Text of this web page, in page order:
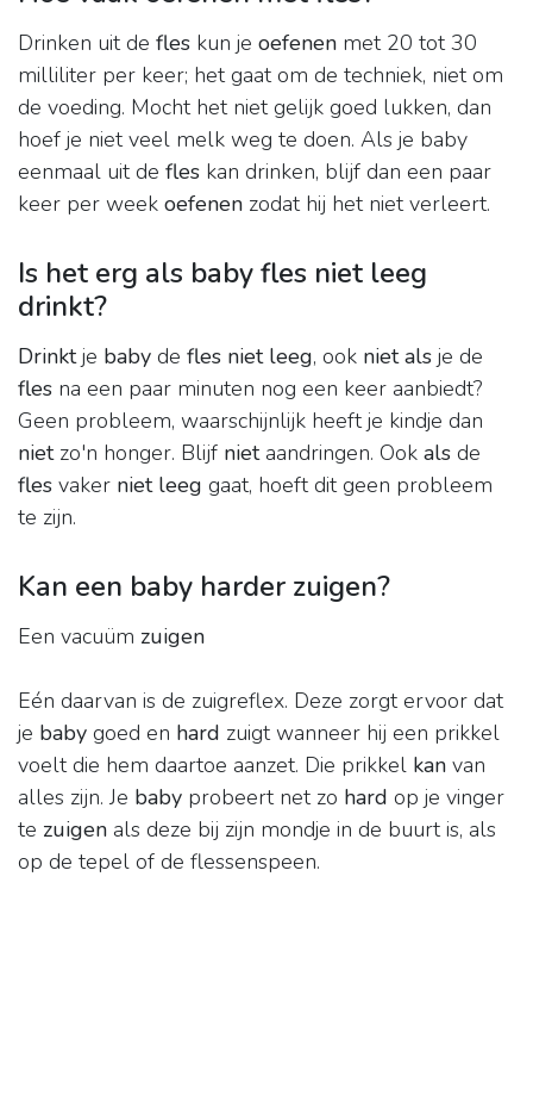
Drinken uit de fles kun je oefenen met 20 tot 30
milliliter per keer; het gaat om de techniek, niet om
de voeding. Mocht het niet gelijk goed lukken, dan
hoef je niet veel melk weg te doen. Als je baby
eenmaal uit de fles kan drinken, blijf dan een paar
keer per week oefenen zodat hij het niet verleert.
Is het erg als baby fles niet leeg
drinkt?
Drinktje baby de fles niet leeg, ook niet als je de
fles na een paar minuten nog een keer aanbiedt?
Geen probleem, waarschijnlijk heeft je kindje dan
nietzo'n honger. Blijf nietaandringen. Ook als de
fles vaker niet leeg gaat, hoeft dit geen probleem
te zijn.
Kan een baby harder zuigen?
Een vacuüm zuigen
Eén daarvan is de zuigreflex. Deze zorgt ervoor dat
je baby goed en hard zuigt wanneer hij een prikkel
voelt die hem daartoe aanzet. Die prikkel kan van
alles zijn. Je baby probeert net zo hard op je vinger
te zuigen als deze bij zijn mondje in de buurt is, als
op de tepel of de flessenspeen.